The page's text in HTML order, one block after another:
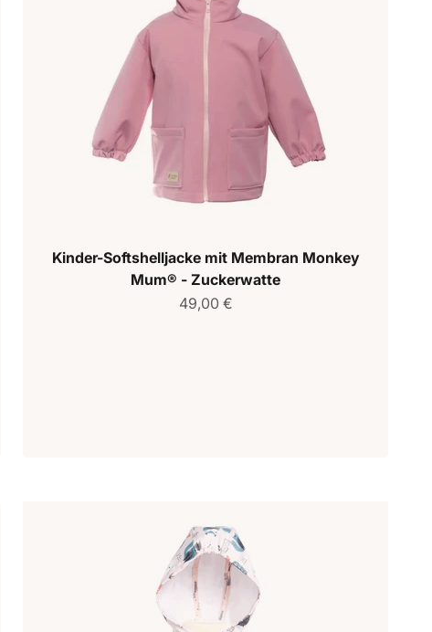
Kinder-Softshelljacke mit Membran Monkey
Mum® - Zuckerwatte
Verkaufspreis
49,00 €